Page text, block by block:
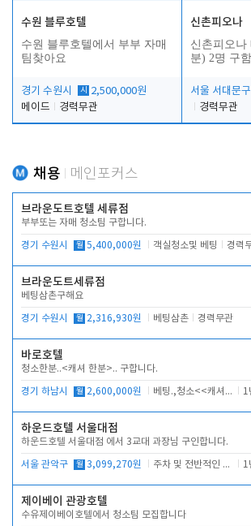
수원 블루호텔
수원 블루호텔에서 부부 자매
팀찾아요
경기 수원시 시
2,500,000원
메이드
경력무관
신촌피오나
신촌피오나 베팅 (청소잘하는
분) 2명 구함.
서울 서대문구
경력무관
채용 메인포커스
브라운도트호텔 세류점
부부또는 자매 청소팀 구합니다.
경기 수원시 월 5,400,000원 객실청소및 베팅 경력
브라운도트세류점
베팅삼촌구해요
경기 수원시 월 2,316,930원 베팅삼촌 경력무관
바로호텔
청소한분..<캐셔 한분>.. 구합니다.
경기 하남시 월 2,600,000원 베팅.,청소<<캐셔 모셔봅니다. 1
하운드호텔 서울대점
하운드호텔 서울대점 에서 3교대 과장님 구인합니다.
서울 관악구 월 3,099,270원 주차 및 전반적인 당번업무 1
제이베이 관광호텔
수유제이베이호텔에서 청소팀 모집합니다